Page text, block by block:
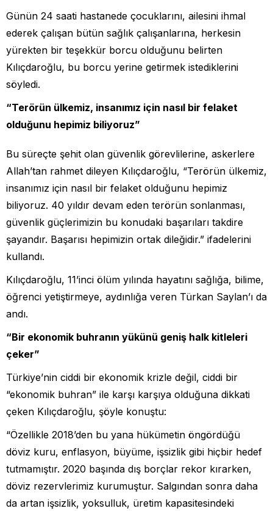
Günün 24 saati hastanede çocuklarını, ailesini ihmal
ederek çalışan bütün sağlık çalışanlarına, herkesin
yürekten bir teşekkür borcu olduğunu belirten
Kılıçdaroğlu, bu borcu yerine getirmek istediklerini
söyledi.
“Terörün ülkemiz, insanımız için nasıl bir felaket
olduğunu hepimiz biliyoruz”
Bu süreçte şehit olan güvenlik görevlilerine, askerlere
Allah’tan rahmet dileyen Kılıçdaroğlu, “Terörün ülkemiz,
insanımız için nasıl bir felaket olduğunu hepimiz
biliyoruz. 40 yıldır devam eden terörün sonlanması,
güvenlik güçlerimizin bu konudaki başarıları takdire
şayandır. Başarısı hepimizin ortak dileğidir.” ifadelerini
kullandı.
Kılıçdaroğlu, 11’inci ölüm yılında hayatını sağlığa, bilime,
öğrenci yetiştirmeye, aydınlığa veren Türkan Saylan’ı da
andı.
“Bir ekonomik buhranın yükünü geniş halk kitleleri
çeker”
Türkiye’nin ciddi bir ekonomik krizle değil, ciddi bir
“ekonomik buhran” ile karşı karşıya olduğuna dikkati
çeken Kılıçdaroğlu, şöyle konuştu:
“Özellikle 2018’den bu yana hükümetin öngördüğü
döviz kuru, enflasyon, büyüme, işsizlik gibi hiçbir hedef
tutmamıştır. 2020 başında dış borçlar rekor kırarken,
döviz rezervlerimiz kurumuştur. Salgından sonra daha
da artan işsizlik, yoksulluk, üretim kapasitesindeki